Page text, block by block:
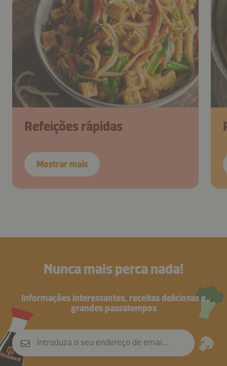
Refeições rápidas
Mostrar mais
Nunca mais perca nada!
Informações interessantes, receitas deliciosas e
grandes passatempos
Introduza o seu endereço de email